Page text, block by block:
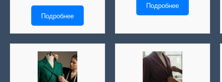
Подробнее
Подробнее